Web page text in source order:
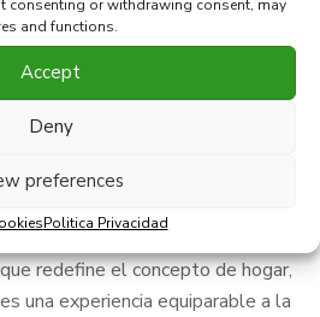
consenting or withdrawing consent, may
and functions.
Accept
Deny
preferences
Politica Privacidad
Construido:97 m2
esta propiedad con
redefine el concepto de hogar,
una experiencia equiparable a la